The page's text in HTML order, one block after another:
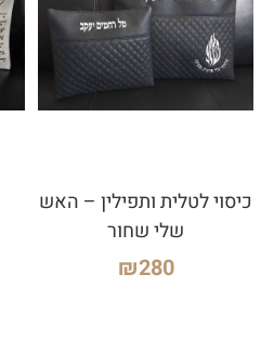
כיסוי לטלית ותפילין – האש
שלי שחור
₪280